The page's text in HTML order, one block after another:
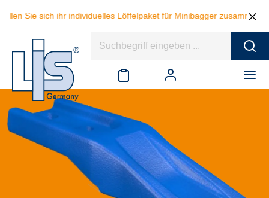
ihr individuelles Löffelpaket für Minibagger zusammen und